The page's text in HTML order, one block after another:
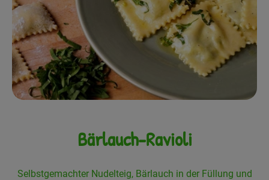
Frisches
Angebote
Haltbares
Getränke
Bärlauch-Ravioli
Selbstgemachter Nudelteig, Bärlauch in der Füllung und